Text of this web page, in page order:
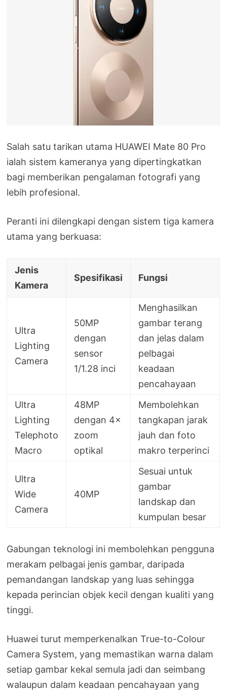
Salah satu tarikan utama HUAWEI Mate 80 Pro
ialah sistem kameranya yang dipertingkatkan
bagi memberikan pengalaman fotografi yang
lebih profesional.
Peranti ini dilengkapi dengan sistem tiga kamera
utama yang berkuasa:
Jenis
Kamera
Spesifikasi Fungsi
Ultra
Lighting
Camera
50MP
dengan
sensor
1/1.28 inci
Menghasilkan
gambar terang
dan jelas dalam
pelbagai
keadaan
pencahayaan
Ultra
Lighting
Telephoto
Macro
48MP
dengan 4×
zoom
optikal
Membolehkan
tangkapan jarak
jauh dan foto
makro terperinci
Ultra
Wide
Camera
40MP
Sesuai untuk
gambar
landskap dan
kumpulan besar
Gabungan teknologi ini membolehkan pengguna
merakam pelbagai jenis gambar, daripada
pemandangan landskap yang luas sehingga
kepada perincian objek kecil dengan kualiti yang
tinggi.
Huawei turut memperkenalkan True-to-Colour
Camera System, yang memastikan warna dalam
setiap gambar kekal semula jadi dan seimbang
walaupun dalam keadaan pencahayaan yang